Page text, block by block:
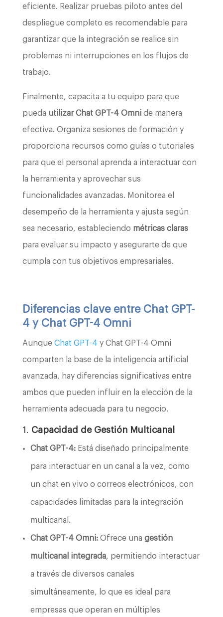
eficiente. Realizar pruebas piloto antes del
despliegue completo es recomendable para
garantizar que la integración se realice sin
problemas ni interrupciones en los flujos de
trabajo.
Finalmente, capacita a tu equipo para que
pueda utilizar Chat GPT-4 Omnide manera
efectiva. Organiza sesiones de formación y
proporciona recursos como guías o tutoriales
para que el personal aprenda a interactuar con
la herramienta y aprovechar sus
funcionalidades avanzadas. Monitorea el
desempeño de la herramienta y ajusta según
sea necesario, estableciendo métricas claras
para evaluar su impacto y asegurarte de que
cumpla con tus objetivos empresariales.
Diferencias clave entre Chat GPT-
4 y Chat GPT-4 Omni
Aunque Chat GPT-4 y Chat GPT-4 Omni
comparten la base de la inteligencia artificial
avanzada, hay diferencias significativas entre
ambos que pueden influir en la elección de la
herramienta adecuada para tu negocio.
1. Capacidad de Gestión Multicanal
Chat GPT-4:Está diseñado principalmente
para interactuar en un canal a la vez, como
un chat en vivo o correos electrónicos, con
capacidades limitadas para la integración
multicanal.
Chat GPT-4 Omni:Ofrece una gestión
multicanal integrada, permitiendo interactuar
a través de diversos canales
simultáneamente, lo que es ideal para
empresas que operan en múltiples